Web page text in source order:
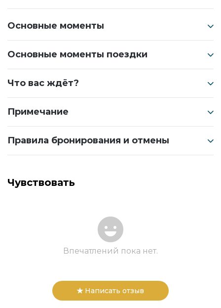
Основные моменты
Основные моменты поездки
Что вас ждёт?
Примечание
Правила бронирования и отмены
Чувствовать
Впечатлений пока нет.
Написать отзыв